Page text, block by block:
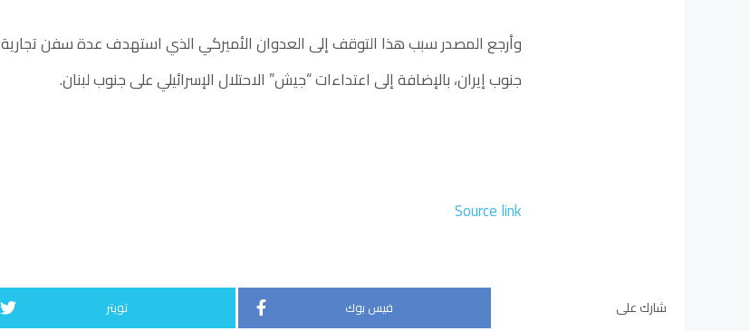
وأرجع المصدر سبب هذا التوقف إلى العدوان الأميركي الذي استهدف عدة سفن تجارية
جنوب إيران، بالإضافة إلى اعتداءات “جيش” الاحتلال الإسرائيلي على جنوب لبنان.
Source link
شارك على فيس بوك تويتر